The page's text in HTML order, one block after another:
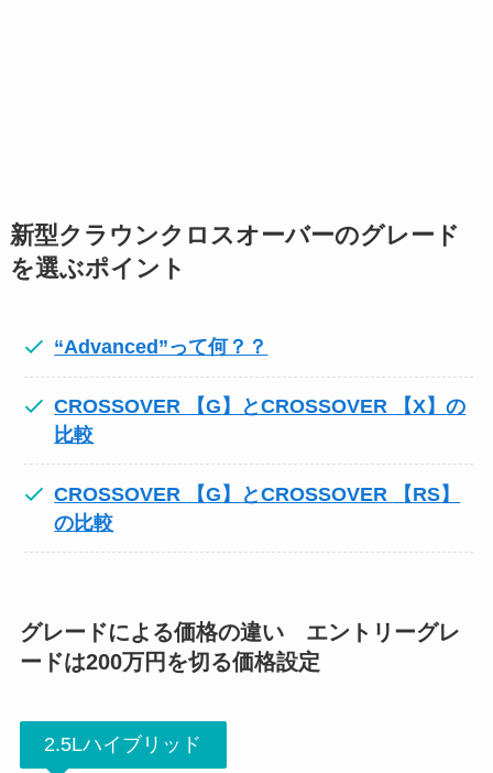
新型クラウンクロスオーバーのグレード
を選ぶポイント
“Advanced”って何？？
CROSSOVER 【G 】とCROSSOVER 【X】の
比較
CROSSOVER 【G 】 とCROSSOVER 【RS】
の比較
グレードによる価格の違い エントリーグレ
ードは200万円を切る価格設定
2.5Lハイブリッド